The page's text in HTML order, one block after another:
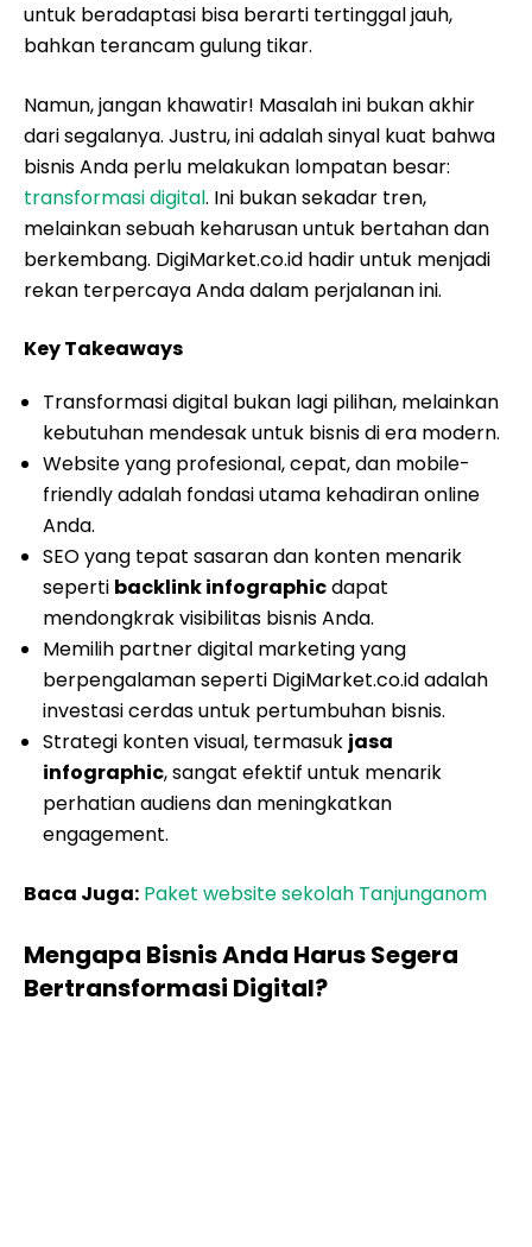
untuk beradaptasi bisa berarti tertinggal jauh,
bahkan terancam gulung tikar.
Namun, jangan khawatir! Masalah ini bukan akhir
dari segalanya. Justru, ini adalah sinyal kuat bahwa
bisnis Anda perlu melakukan lompatan besar:
transformasi digital. Ini bukan sekadar tren,
melainkan sebuah keharusan untuk bertahan dan
berkembang. DigiMarket.co.id hadir untuk menjadi
rekan terpercaya Anda dalam perjalanan ini.
Key Takeaways
Transformasi digital bukan lagi pilihan, melainkan
kebutuhan mendesak untuk bisnis di era modern.
Website yang profesional, cepat, dan mobile-
friendly adalah fondasi utama kehadiran online
Anda.
SEO yang tepat sasaran dan konten menarik
seperti backlink infographicdapat
mendongkrak visibilitas bisnis Anda.
Memilih partner digital marketing yang
berpengalaman seperti DigiMarket.co.id adalah
investasi cerdas untuk pertumbuhan bisnis.
Strategi konten visual, termasuk jasa
infographic, sangat efektif untuk menarik
perhatian audiens dan meningkatkan
engagement.
Baca Juga: Paket website sekolah Tanjunganom
Mengapa Bisnis Anda Harus Segera
Bertransformasi Digital?